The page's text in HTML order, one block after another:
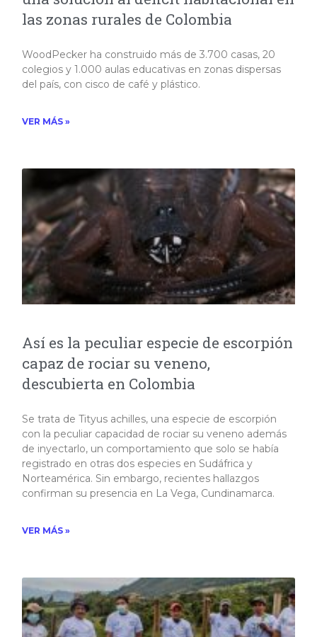
las zonas rurales de Colombia
WoodPecker ha construido más de 3.700 casas, 20
colegios y 1.000 aulas educativas en zonas dispersas
del país, con cisco de café y plástico.
VER MÁS »
Así es la peculiar especie de escorpión
capaz de rociar su veneno,
descubierta en Colombia
Se trata de Tityus achilles, una especie de escorpión
con la peculiar capacidad de rociar su veneno además
de inyectarlo, un comportamiento que solo se había
registrado en otras dos especies en Sudáfrica y
Norteamérica. Sin embargo, recientes hallazgos
confirman su presencia en La Vega, Cundinamarca.
VER MÁS »